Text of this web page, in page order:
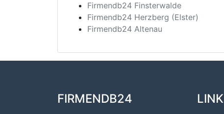
Firmendb24 Finsterwalde
Firmendb24 Herzberg (Elster)
Firmendb24 Altenau
FIRMENDB24 LINK